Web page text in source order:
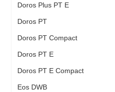
Doros Plus PT E
Doros PT
Doros PT Compact
Doros PT E
Doros PT E Compact
Eos DWB